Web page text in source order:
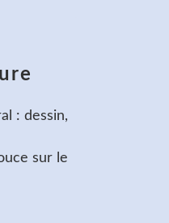
: dessin,
sur le